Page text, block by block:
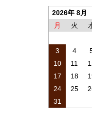
2026年 8月
月
火
3
4
10
11
17
18
24
25
31